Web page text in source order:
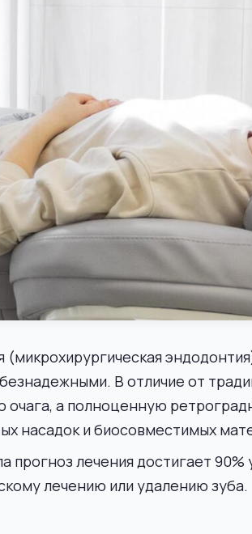
(микрохирургическая
В отличие от
очага, а полноценную
насадок и биосовместимых
прогноз лечения достигает
лечению или удалению зуба.